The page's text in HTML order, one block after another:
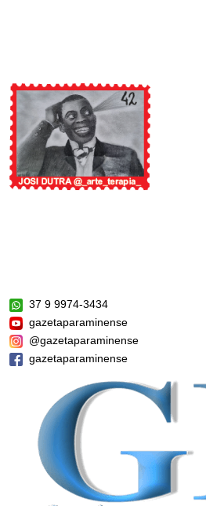
37 9 9974-3434
gazetaparaminense
@gazetaparaminense
gazetaparaminense